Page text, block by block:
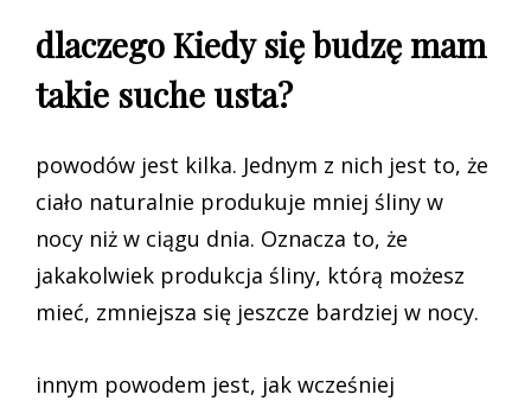
dlaczego Kiedy się budzę mam
takie suche usta?
powodów jest kilka. Jednym z nich jest to, że
ciało naturalnie produkuje mniej śliny w
nocy niż w ciągu dnia. Oznacza to, że
jakakolwiek produkcja śliny, którą możesz
mieć, zmniejsza się jeszcze bardziej w nocy.
innym powodem jest, jak wcześniej